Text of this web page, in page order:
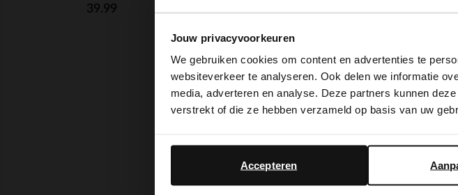
Jouw privacyvoorkeuren
We gebruiken cookies om content en advertenties te
websiteverkeer te analyseren. Ook delen we informatie
media, adverteren en analyse. Deze partners kunnen
verstrekt of die ze hebben verzameld op basis van uw
Accepteren
39.99
It looks like your language